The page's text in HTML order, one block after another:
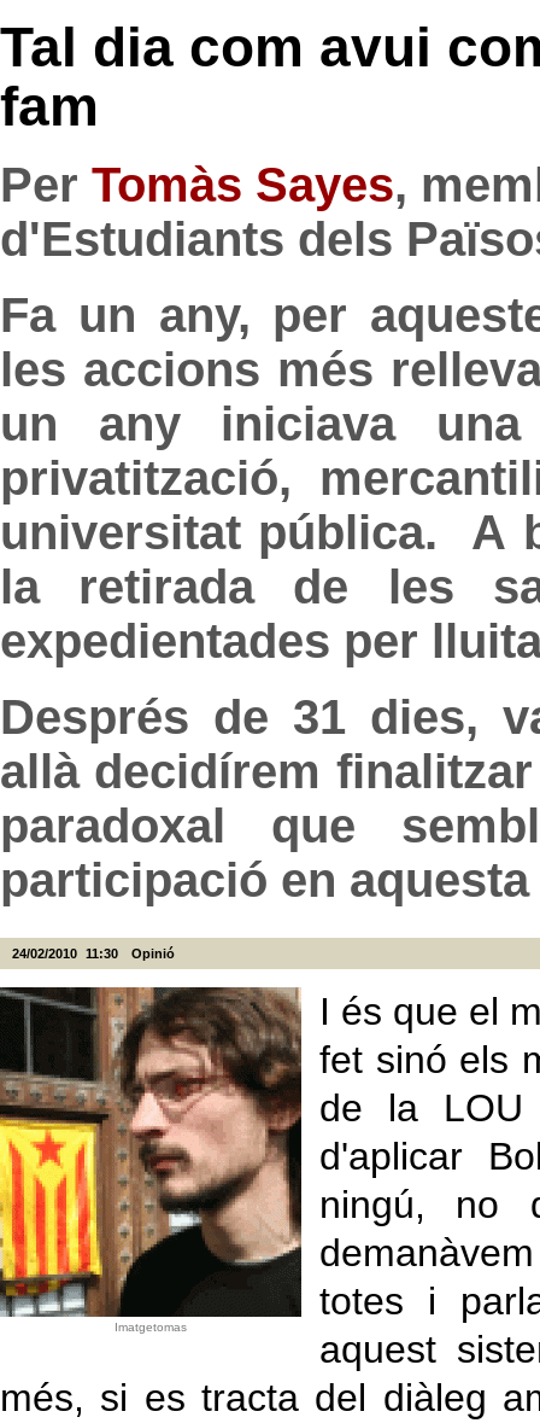
Tal dia com avui
fam
Per Tomàs Sayes,
d'Estudiants dels
Fa un any, per
les accions més
un any iniciava
privatització,
universitat pública. A
la retirada de les
expedientades per
Després de 31 dies,
allà decidírem
paradoxal que
participació en
24/02/2010 11:30 Opinió
Imatgetomas
I és que el
fet sinó els
de la LOU
d'aplicar
ningú, no
totes i
aquest
més, si es tracta del diàleg